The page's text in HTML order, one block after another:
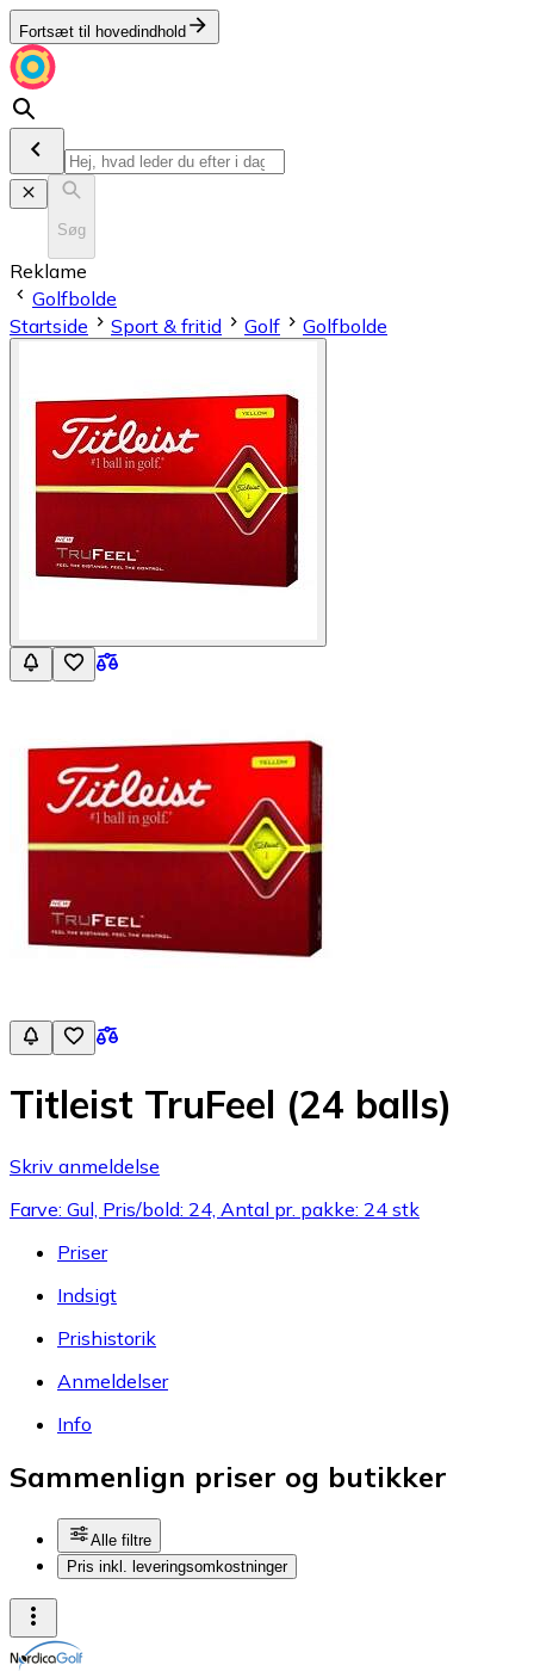
Fortsæt til hovedindhold
Søg
Reklame
Golfbolde
Startside
Sport & fritid Golf Golfbolde
Titleist TruFeel (24 balls)
Skriv anmeldelse
Farve: Gul, Pris/bold: 24, Antal pr. pakke: 24 stk
Priser
Indsigt
Prishistorik
Anmeldelser
Info
Sammenlign priser og butikker
Alle filtre
Pris inkl. leveringsomkostninger